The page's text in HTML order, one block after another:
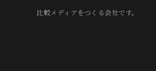
比較メディアをつくる会社です。